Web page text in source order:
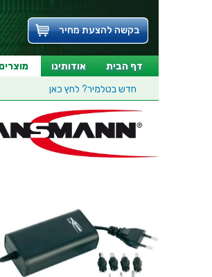
בקשה להצעת מחיר
דף הבית אודותינו מוצרים
חדש בטלמיר? לחץ כאן